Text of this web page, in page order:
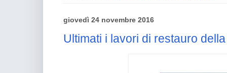
giovedì 24 novembre 2016
Ultimati i lavori di restauro